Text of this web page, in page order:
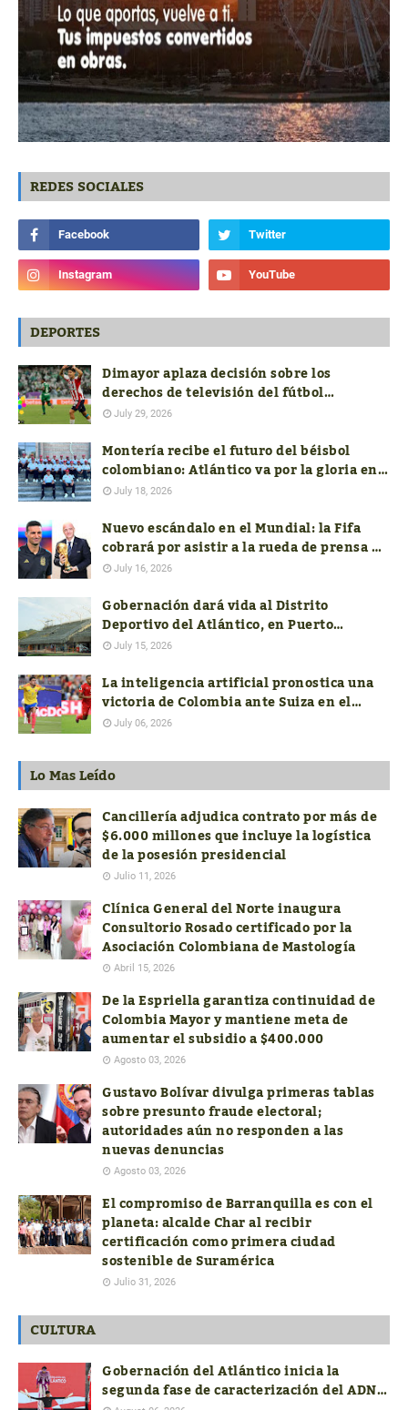
REDES SOCIALES
DEPORTES
Dimayor aplaza decisión sobre los
derechos de televisión del fútbol
colombiano hasta conocer las ofertas
July 29, 2026
Montería recibe el futuro del béisbol
colombiano: Atlántico va por la gloria en
el Nacional Sub-18
July 18, 2026
Nuevo escándalo en el Mundial: la Fifa
cobrará por asistir a la rueda de prensa de
los técnicos finalistas
July 16, 2026
Gobernación dará vida al Distrito
Deportivo del Atlántico, en Puerto
Colombia
July 15, 2026
La inteligencia artificial pronostica una
victoria de Colombia ante Suiza en el
mundial FIFA 2026
July 06, 2026
Lo Mas Leído
Cancillería adjudica contrato por más de
$6.000 millones que incluye la logística
de la posesión presidencial
Julio 11, 2026
Clínica General del Norte inaugura
Consultorio Rosado certificado por la
Asociación Colombiana de Mastología
Abril 15, 2026
De la Espriella garantiza continuidad de
Colombia Mayor y mantiene meta de
aumentar el subsidio a $400.000
Agosto 03, 2026
Gustavo Bolívar divulga primeras tablas
sobre presunto fraude electoral;
autoridades aún no responden a las
nuevas denuncias
Agosto 03, 2026
El compromiso de Barranquilla es con el
planeta: alcalde Char al recibir
certificación como primera ciudad
sostenible de Suramérica
Julio 31, 2026
CULTURA
Gobernación del Atlántico inicia la
segunda fase de caracterización del ADN